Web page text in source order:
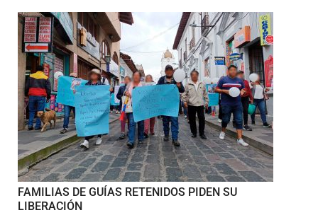
FAMILIAS DE GUÍAS RETENIDOS PIDEN SU
LIBERACIÓN